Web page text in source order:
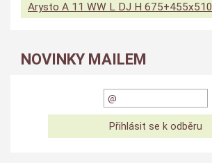
Arysto A 11 WW L DJ H 675+455x510
NOVINKY MAILEM